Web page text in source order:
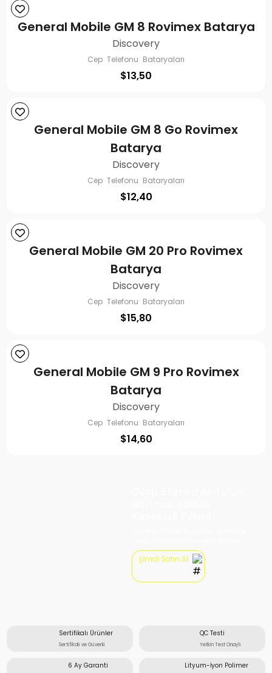
General Mobile GM 8 Rovimex Batarya
Discovery
Cep Telefonu Bataryaları
$13,50
General Mobile GM 8 Go Rovimex
Batarya
Discovery
Cep Telefonu Bataryaları
$12,40
General Mobile GM 20 Pro Rovimex
Batarya
Discovery
Cep Telefonu Bataryaları
$15,80
General Mobile GM 9 Pro Rovimex
Batarya
Discovery
Cep Telefonu Bataryaları
$14,60
Şimdi Satın Al
Sertifikalı Ürünler
Sertifikalı ve Güvenli
QC Testi
Yetkin Test Onaylı
6 Ay Garanti Lityum-İyon Polimer